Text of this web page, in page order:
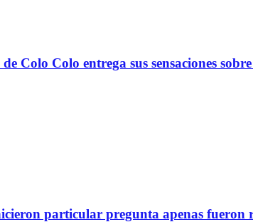
Colo Colo entrega sus sensaciones
particular pregunta apenas fueron